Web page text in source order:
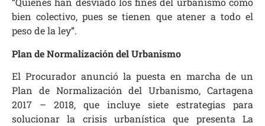
bien colectivo, pues se tienen que atener a todo el
peso de la ley”.
Plan de Normalización del Urbanismo
El Procurador anunció la puesta en marcha de un
Plan de Normalización del Urbanismo, Cartagena
2017 – 2018, que incluye siete estrategias para
solucionar la crisis urbanística que presenta La